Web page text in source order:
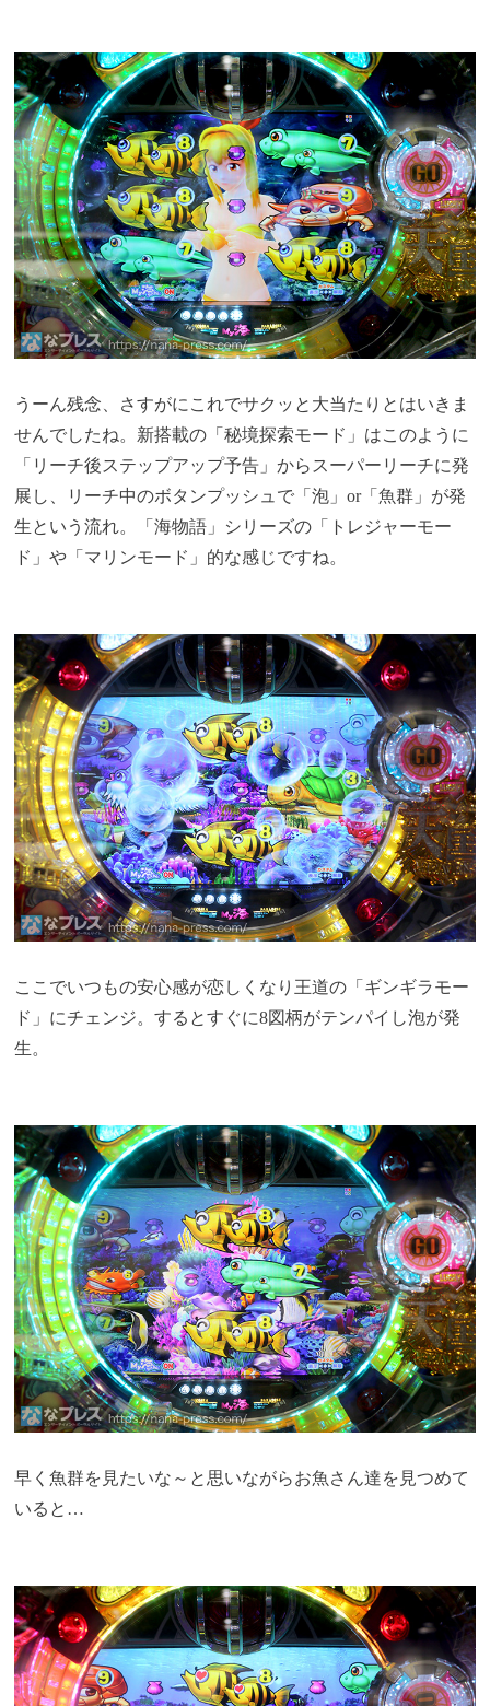
うーん残念、さすがにこれでサクッと大当たりとはいきま
せんでしたね。新搭載の「秘境探索モード」はこのように
「リーチ後ステップアップ予告」からスーパーリーチに発
展し、リーチ中のボタンプッシュで「泡」or「魚群」が発
生という流れ。「海物語」シリーズの「トレジャーモー
ド」や「マリンモード」的な感じですね。
ここでいつもの安心感が恋しくなり王道の「ギンギラモー
ド」にチェンジ。するとすぐに8図柄がテンパイし泡が発
生。
早く魚群を見たいな～と思いながらお魚さん達を見つめて
いると…